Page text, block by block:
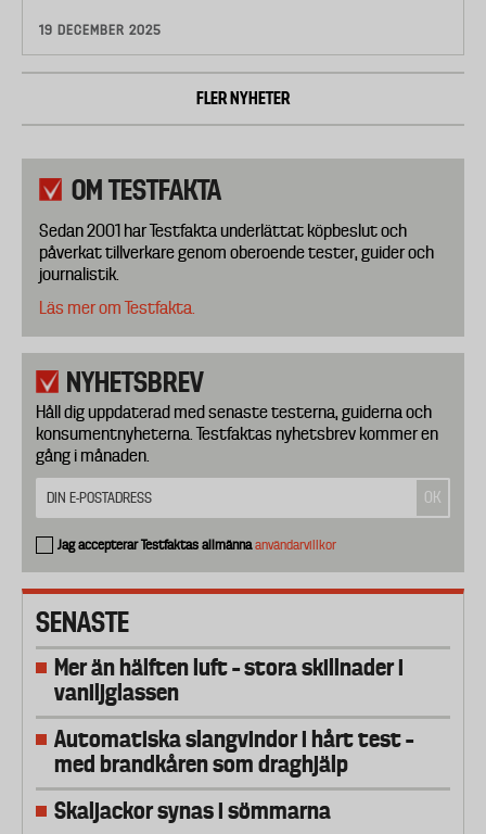
19 DECEMBER 2025
FLER NYHETER
OM TESTFAKTA
Sedan 2001 har Testfakta underlättat köpbeslut och
påverkat tillverkare genom oberoende tester, guider och
journalistik.
Läs mer om Testfakta.
NYHETSBREV
Håll dig uppdaterad med senaste testerna, guiderna och
konsumentnyheterna. Testfaktas nyhetsbrev kommer en
gång i månaden.
Jag accepterar Testfaktas allmännaanvändarvillkor
SENASTE
Mer än hälften luft – stora skillnader i
vaniljglassen
Automatiska slangvindor i hårt test –
med brandkåren som draghjälp
Skaljackor synas i sömmarna